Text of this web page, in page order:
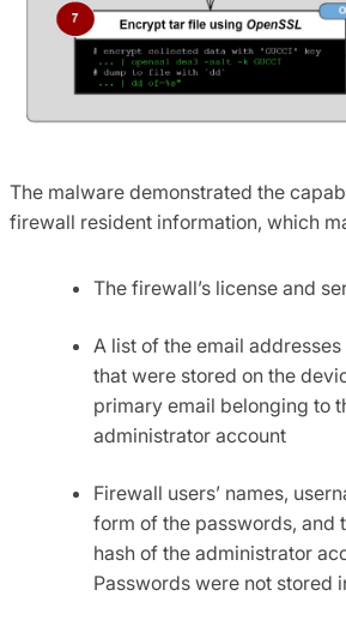
The malware demonstrated the
firewall resident information, which
The firewall’s license and
A list of the email
that were stored on the
primary email belonging to
administrator account
Firewall users’ names,
form of the passwords, and
hash of the administrator
Passwords were not stored